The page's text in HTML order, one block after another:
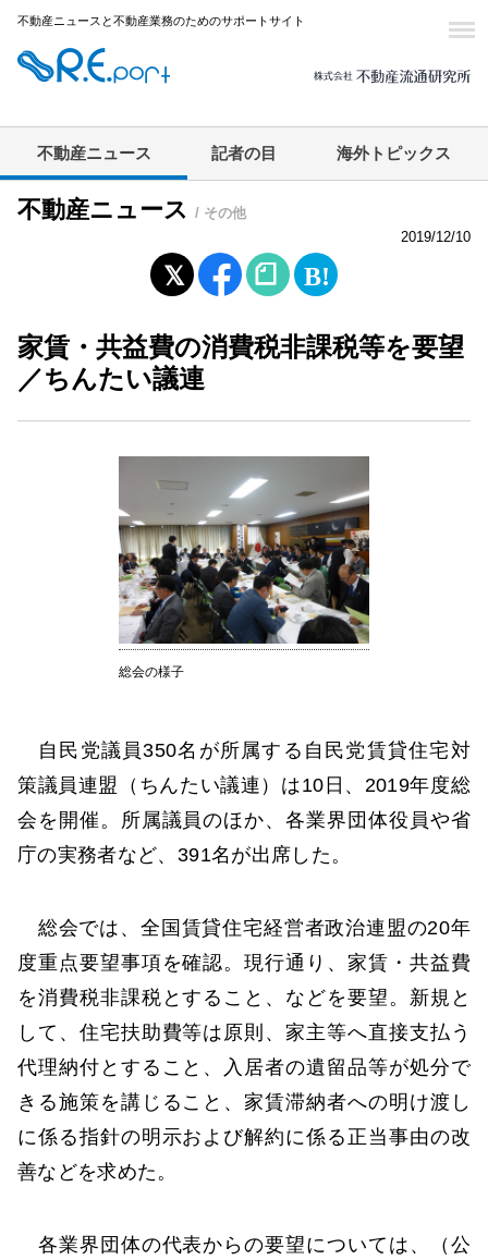
不動産ニュースと不動産業務のためのサポートサイト
不動産ニュース 記者の目 海外トピックス
不動産ニュース / その他
2019/12/10
家賃・共益費の消費税非課税等を要望
／ちんたい議連
総会の様子
自民党議員350名が所属する自民党賃貸住宅対
策議員連盟（ちんたい議連）は10日、2019年度総
会を開催。所属議員のほか、各業界団体役員や省
庁の実務者など、391名が出席した。
総会では、全国賃貸住宅経営者政治連盟の20年
度重点要望事項を確認。現行通り、家賃・共益費
を消費税非課税とすること、などを要望。新規と
して、住宅扶助費等は原則、家主等へ直接支払う
代理納付とすること、入居者の遺留品等が処分で
きる施策を講じること、家賃滞納者への明け渡し
に係る指針の明示および解約に係る正当事由の改
善などを求めた。
各業界団体の代表からの要望については、（公